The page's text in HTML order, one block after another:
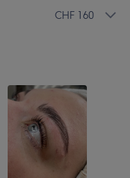
CHF 160